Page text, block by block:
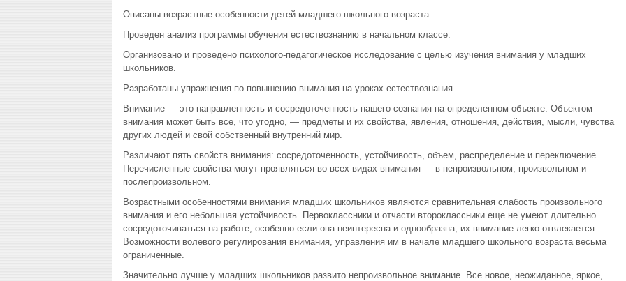
Описаны возрастные особенности детей младшего школьного возраста.
Проведен анализ программы обучения естествознанию в начальном классе.
Организовано и проведено психолого-педагогическое исследование с целью изучения внимания у младших
школьников.
Разработаны упражнения по повышению внимания на уроках естествознания.
Внимание — это направленность и сосредоточенность нашего сознания на определенном объекте. Объектом
внимания может быть все, что угодно, — предметы и их свойства, явления, отношения, действия, мысли, чувства
других людей и свой собственный внутренний мир.
Различают пять свойств внимания: сосредоточенность, устойчивость, объем, распределение и переключение.
Перечисленные свойства могут проявляться во всех видах внимания — в непроизвольном, произвольном и
послепроизвольном.
Возрастными особенностями внимания младших школьников являются сравнительная слабость произвольного
внимания и его небольшая устойчивость. Первоклассники и отчасти второклассники еще не умеют длительно
сосредоточиваться на работе, особенно если она неинтересна и однообразна, их внимание легко отвлекается.
Возможности волевого регулирования внимания, управления им в начале младшего школьного возраста весьма
ограниченные.
Значительно лучше у младших школьников развито непроизвольное внимание. Все новое, неожиданное, яркое,